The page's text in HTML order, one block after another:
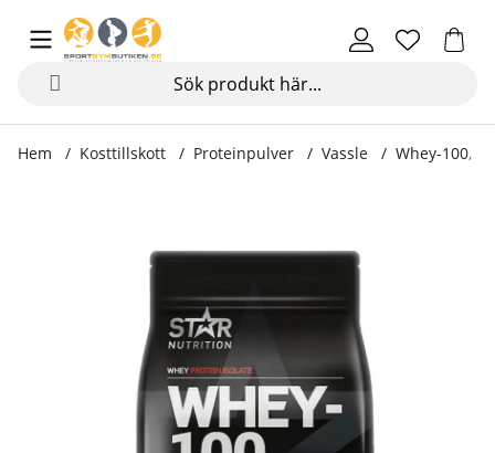
Hem Kosttillskott Proteinpulver Vassle Whey-100, 1